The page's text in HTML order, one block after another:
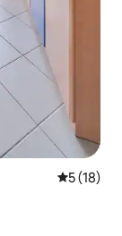
5 (18)